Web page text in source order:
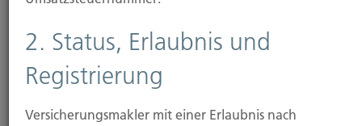
Baubeginn
2. Status, Erlaubnis und
Registrierung
Versicherungsmakler mit einer Erlaubnis nach